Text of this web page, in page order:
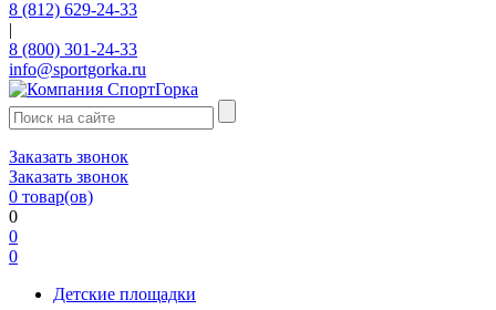
8 (812) 629-24-33
|
8 (800) 301-24-33
info@sportgorka.ru
Заказать звонок
Заказать звонок
0 товар(ов)
0
0
0
Детские площадки